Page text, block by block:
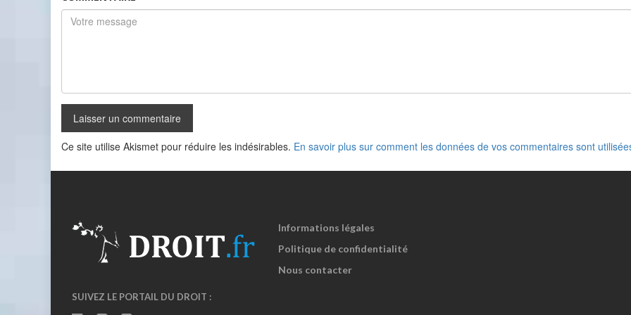
Ce site utilise Akismet pour réduire les indésirables. En savoir plus sur comment les données de vos commentaires sont
SUIVEZ LE PORTAIL DU DROIT :
Informations légales
Politique de confidentialité
Nous contacter